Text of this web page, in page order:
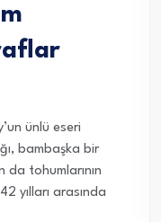
ünlü eseri
bambaşka bir
tohumlarının
yılları arasında